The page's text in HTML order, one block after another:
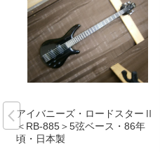
アイバニーズ・ロードスターⅡ
＜RB-885＞5弦ベース・86年
頃・日本製